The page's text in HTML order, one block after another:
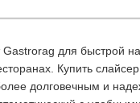
для быстрой
Купить
долговечным и